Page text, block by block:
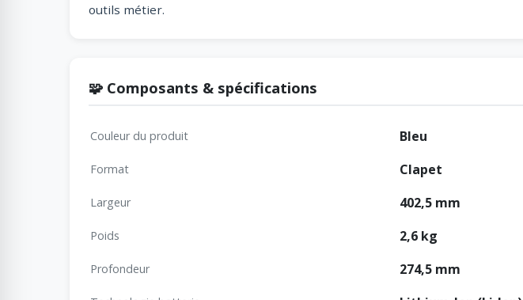
outils métier.
🧩 Composants & spécifications
Couleur du produit Bleu
Format Clapet
Largeur 402,5 mm
Poids 2,6 kg
Profondeur 274,5 mm